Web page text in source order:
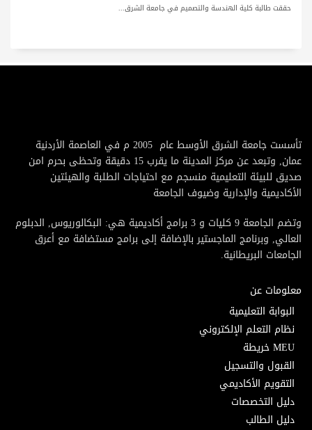
حققت طالبة كلية الهندسة والتصميم في جامعة الشرق...
تأسست جامعة الشرق الأوسط عام 2005 م في العاصمة الأردنية
عمان, وتبعد عن مركز المدينة ما يقرب 15 دقيقة وتحظى بحرم امن
صديق للبيئة التعليمية منسجم مع احتياجات الطلبة والهيئتين
الأكاديمية والإدارية وضيوف الجامعة
وتضم الجامعة 9 كليات و 3 برامج أكاديمية هي: البكالوريوس, الدبلوم
العالي, وبرنامج الماجستير بالإضافة إلى برامج مستضافة مع أعرق
الجامعات البريطانية.
معلومات عن
البوابة التعليمية
نظام التعلم الإلكتروني
MEU خريطة
القبول والتسجيل
التقويم الأكاديمي
دليل التخصصات
دليل الطالب